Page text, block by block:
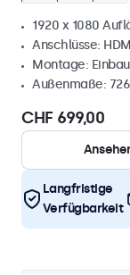
1920 x 1080
Anschlüsse:
Montage:
Außenmaße:
CHF 699,00
Langfristige
Verfügbarkeit